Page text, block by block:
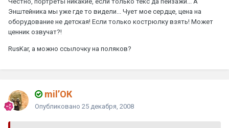
Энштейника мы уже где то видели... Чует мое сердце, цена на
оборудование не детская! Если только кострюлку взять! Может
ценник озвучат?!
RusKar, а можно ссылочку на поляков?
mil’ОК
Опубликовано 25 декабря, 2008